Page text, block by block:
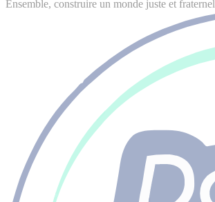
Ensemble, construire un monde juste et fraternel